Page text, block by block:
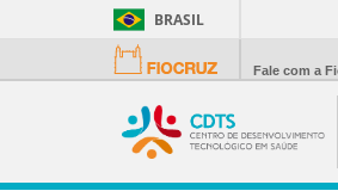
BRASIL
Fale com a